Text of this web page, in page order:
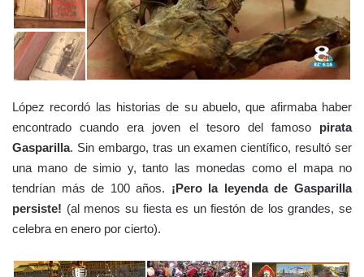
López recordó las historias de su abuelo, que afirmaba haber
encontrado cuando era joven el tesoro del famoso pirata
Gasparilla. Sin embargo, tras un examen científico, resultó ser
una mano de simio y, tanto las monedas como el mapa no
tendrían más de 100 años. ¡Pero la leyenda de Gasparilla
persiste! (al menos su fiesta es un fiestón de los grandes, se
celebra en enero por cierto).